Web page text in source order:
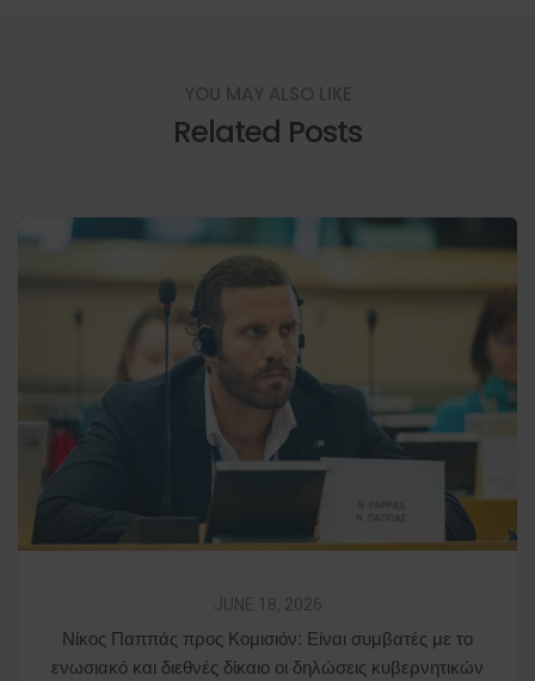
Related Posts
JUNE 18, 2026
Νίκος Παππάς προς Κομισιόν: Είναι συμβατές με το
ενωσιακό και διεθνές δίκαιο οι δηλώσεις κυβερνητικών